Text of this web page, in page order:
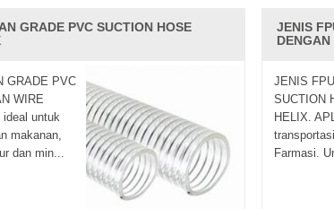
berkualitas tinggi, aman dan terpercaya
yang diperkuatpipa PVCbening, serat
makanan.
Efisien dan Pelayanan Purna Jual yang
GRADE PVC SUCTION HOSE
GRADE PVC
WIRE
untuk
makanan,
dan min...
JENIS
JENIS
SUCTION
HELIX.
Farmasi.